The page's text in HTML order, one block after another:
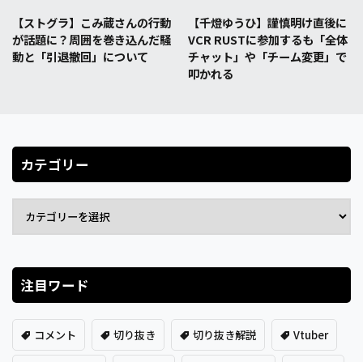
【ストグラ】こみ蔵さんの行動
が話題に？周囲を巻き込んだ騒
動と「引退撤回」について
【千燈ゆうひ】謹慎明け直後に
VCR RUSTに参加するも「全体
チャット」や「チーム変更」で
叩かれる
カテゴリー
注目ワード
コメント 切り抜き 切り抜き解説 Vtuber